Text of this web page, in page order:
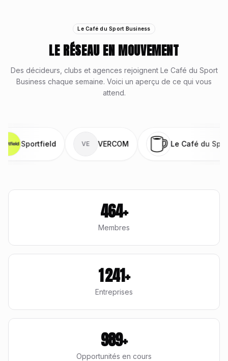
Le Café du Sport Business
LE RÉSEAU EN MOUVEMENT
Des décideurs, clubs et agences rejoignent Le Café du Sport
Business chaque semaine. Voici un aperçu de ce qui vous
attend.
VE VERCOM Le Café du Sport
464+
Membres
1 241+
Entreprises
989+
Opportunités en cours